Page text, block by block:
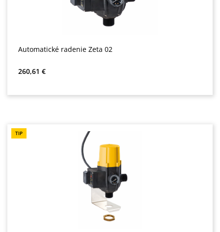
Automatické radenie Zeta 02
Bežná cena:
260,61 €
TIP